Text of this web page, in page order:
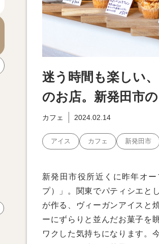
迷う時間も楽しい
のお店。新発田市の
カフェ 2024.02.14
アイス カフェ 新発田市
新発田市役所近くに昨年オー
プ）」。関東でパティシエと
が作る、ヴィーガンアイスと
ーにずらりと並んだお菓子を
ワクした気持ちになります。